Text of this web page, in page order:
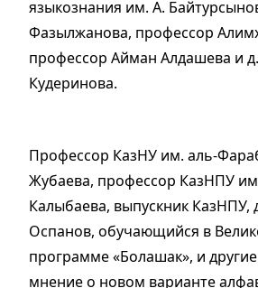
языкознания им. А.
Фазылжанова, профессор
профессор Айман Алдашева и
Кудеринова.
Профессор КазНУ им. аль-
Жубаева, профессор КазНПУ
Калыбаева, выпускник КазНПУ,
Оспанов, обучающийся в
программе «Болашак», и
мнение о новом варианте